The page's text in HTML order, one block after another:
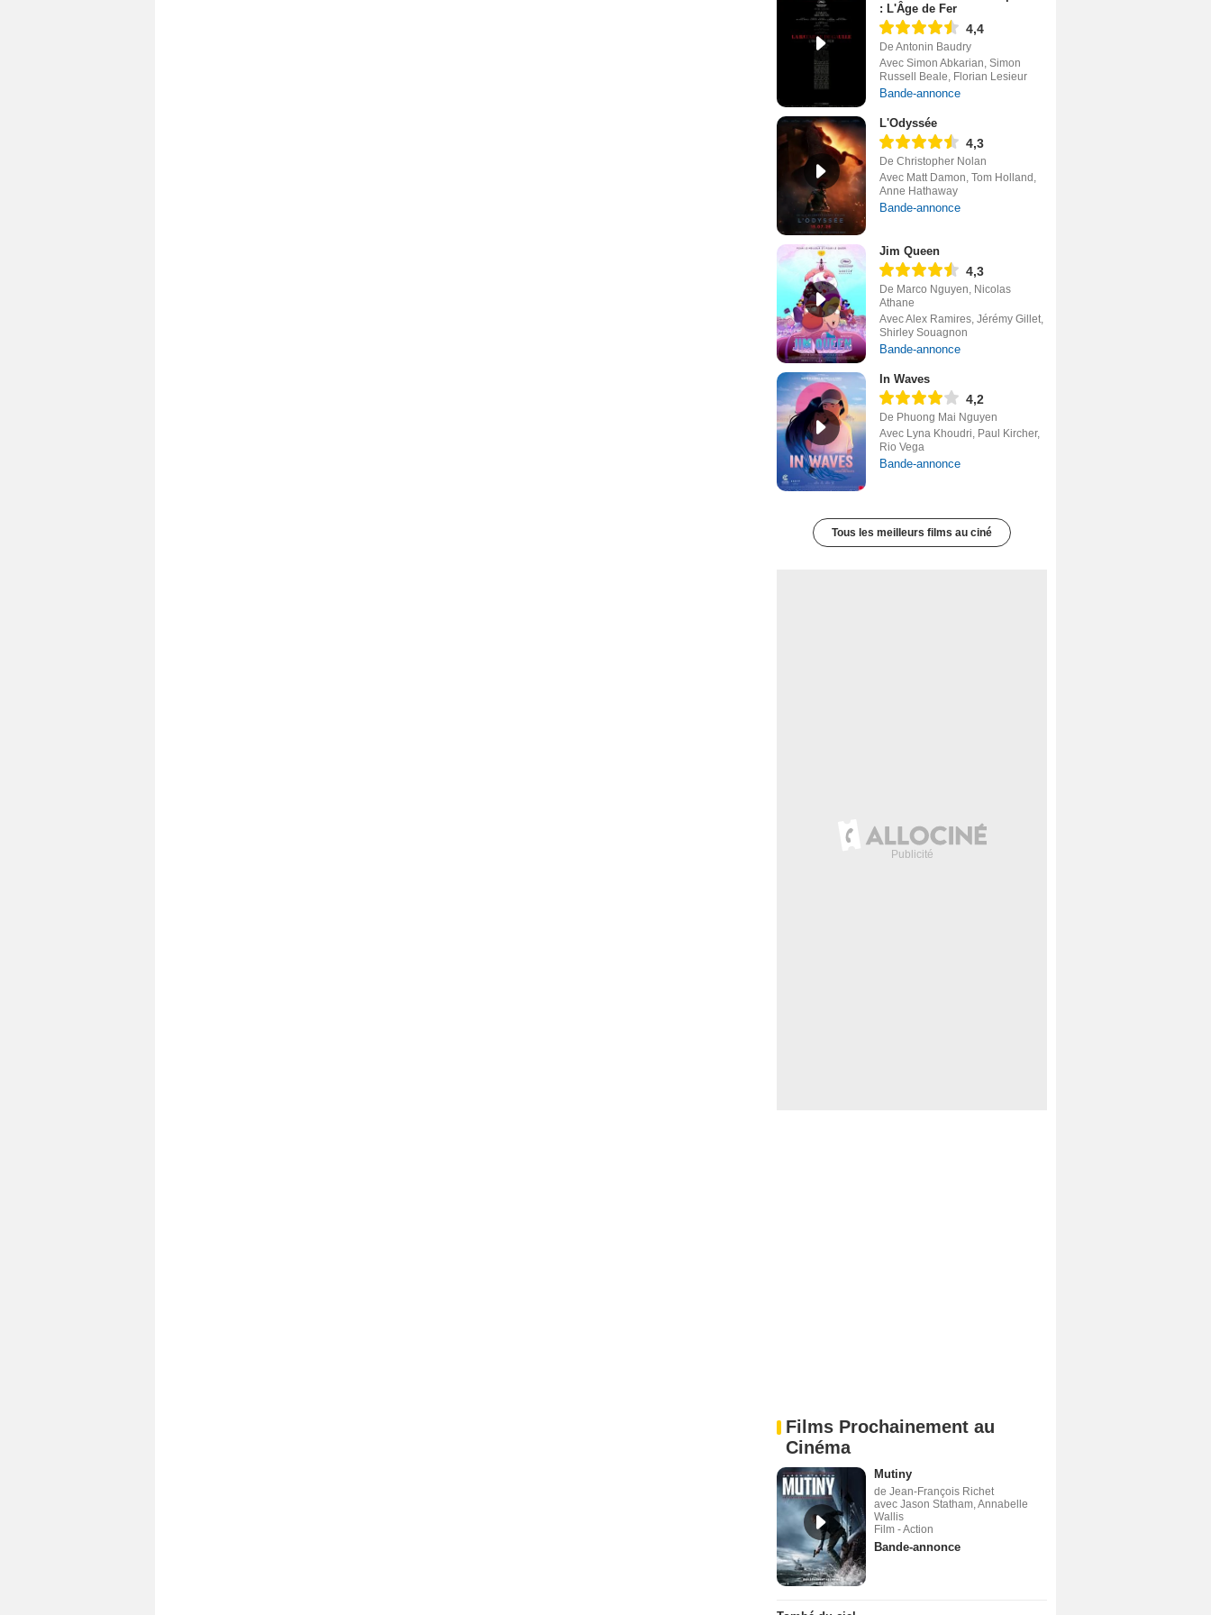
: L'Âge de Fer
4,4
De Antonin Baudry
Avec Simon Abkarian, Simon
Russell Beale, Florian Lesieur
Bande-annonce
L'Odyssée
4,3
De Christopher Nolan
Avec Matt Damon, Tom Holland,
Anne Hathaway
Bande-annonce
Jim Queen
4,3
De Marco Nguyen, Nicolas
Athane
Avec Alex Ramires, Jérémy Gillet,
Shirley Souagnon
Bande-annonce
In Waves
4,2
De Phuong Mai Nguyen
Avec Lyna Khoudri, Paul Kircher,
Rio Vega
Bande-annonce
Tous les meilleurs films au ciné
Films Prochainement au
Cinéma
Mutiny
de Jean-François Richet
avec Jason Statham, Annabelle
Wallis
Film - Action
Bande-annonce